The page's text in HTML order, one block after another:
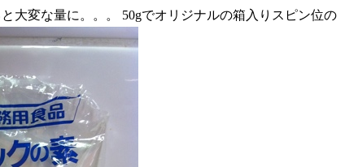
大変な量に。。。 50gでオリジナルの箱入りスピン位の